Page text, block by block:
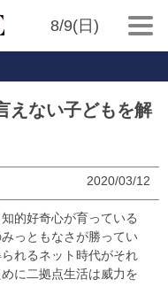
8/9(日)
えない子どもを解
2020/03/12
的好奇心が育っている
っともなさが勝ってい
れるネット時代がそれ
に二拠点生活は威力を